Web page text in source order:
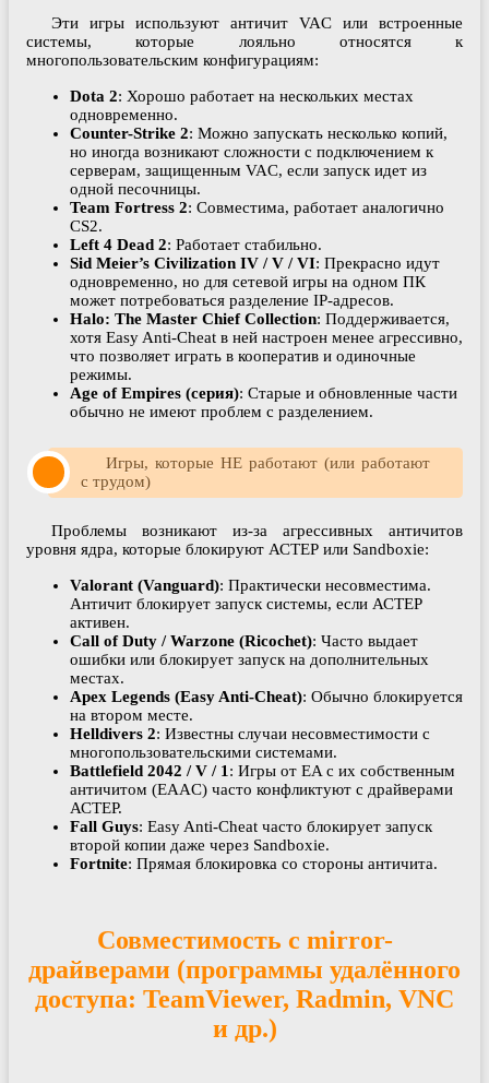
Эти игры используют античит VAC или встроенные
системы, которые лояльно относятся к
многопользовательским конфигурациям:
Dota 2: Хорошо работает на нескольких местах
одновременно.
Counter-Strike 2: Можно запускать несколько копий,
но иногда возникают сложности с подключением к
серверам, защищенным VAC, если запуск идет из
одной песочницы.
Team Fortress 2: Совместима, работает аналогично
CS2.
Left 4 Dead 2: Работает стабильно.
Sid Meier’s Civilization IV / V / VI: Прекрасно идут
одновременно, но для сетевой игры на одном ПК
может потребоваться разделение IP-адресов.
Halo: The Master Chief Collection: Поддерживается,
хотя Easy Anti-Cheat в ней настроен менее агрессивно,
что позволяет играть в кооператив и одиночные
режимы.
Age of Empires (серия): Старые и обновленные части
обычно не имеют проблем с разделением.
Игры, которые НЕ работают (или работают
с трудом)
Проблемы возникают из-за агрессивных античитов
уровня ядра, которые блокируют АСТЕР или Sandboxie:
Valorant (Vanguard): Практически несовместима.
Античит блокирует запуск системы, если АСТЕР
активен.
Call of Duty / Warzone (Ricochet): Часто выдает
ошибки или блокирует запуск на дополнительных
местах.
Apex Legends (Easy Anti-Cheat): Обычно блокируется
на втором месте.
Helldivers 2: Известны случаи несовместимости с
многопользовательскими системами.
Battlefield 2042 / V / 1: Игры от EA с их собственным
античитом (EAAC) часто конфликтуют с драйверами
АСТЕР.
Fall Guys: Easy Anti-Cheat часто блокирует запуск
второй копии даже через Sandboxie.
Fortnite: Прямая блокировка со стороны античита.
Совместимость с mirror-
драйверами (программы удалённого
доступа: TeamViewer, Radmin, VNC
и др.)